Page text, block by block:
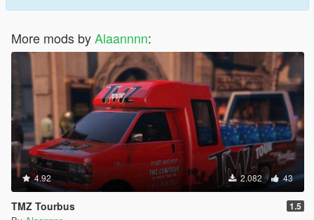
More mods byAlaannnn:
4.92 2.082 43
TMZ Tourbus 1.5